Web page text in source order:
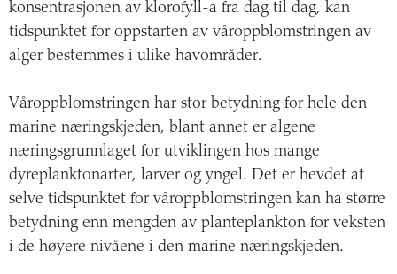
konsentrasjonen av klorofyll-a fra dag til dag, kan
tidspunktet for oppstarten av våroppblomstringen av
alger bestemmes i ulike havområder.
Våroppblomstringen har stor betydning for hele den
marine næringskjeden, blant annet er algene
næringsgrunnlaget for utviklingen hos mange
dyreplanktonarter, larver og yngel. Det er hevdet at
selve tidspunktet for våroppblomstringen kan ha større
betydning enn mengden av planteplankton for veksten
i de høyere nivåene i den marine næringskjeden.